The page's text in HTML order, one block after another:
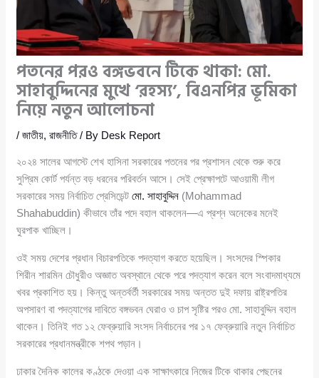
পতনের পরও বঙ্গভবনে টিকে থাকা: মো.
সাহাবুদ্দিনের মুখে ‘রহস্য’, বিএনপির ভূমিকা
নিয়ে নতুন আলোচনা
/জাতীয়,রাজনীতি/ By Desk Report
২০২৪ সালের আগস্টে শেখ হাসিনা সরকারের পতনের পর প্রশাসন থেকে শুরু করে
সুপ্রিম কোর্ট পর্যন্ত বড় ধরনের পরিবর্তন আসে। সেই প্রেক্ষাপটে আওয়ামী লীগ
সরকারের সময় নির্বাচিত প্রেসিডেন্টমো. সাহাবুদ্দিন (Mohammad
Shahabuddin) কীভাবে তাঁর পদে বহাল থাকলেন—এ প্রশ্ন অনেকের মনেই
ঘুরপাক খাচ্ছিল।
ওই সময় দেশের প্রধান বিচারপতিকে পদত্যাগ করতে হয়েছিল। সংসদের স্পিকার
শিরীন শারমিন চৌধুরীও অজ্ঞাত অবস্থানে থেকে পরে পদত্যাগ করেন বলে সংবাদমাধ্যমে
খবর প্রকাশিত হয়। কিন্তু অন্তর্বর্তী সরকারের সময় অন্তত দুই দফায় রাষ্ট্রপতির
অপসারণ বা পদত্যাগের দাবিতে বঙ্গভবন ঘেরাও ও চাপ সৃষ্টির পরও মো. সাহাবুদ্দিন বহাল
থাকেন। তিনিই গত ১২ ফেব্রুয়ারি সংসদ নির্বাচনের পর ১৭ ফেব্রুয়ারি নতুন নির্বাচিত
সরকারের প্রধানমন্ত্রীকে শপথ পড়ান।
ঢাকার দৈনিক কালের কণ্ঠকে দেওয়া এক সাক্ষাৎকারে নিজের টিকে থাকার পেছনের